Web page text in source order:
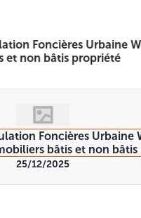
AGERFA, lance un
par l'AGERFA,
dispositions de
n° 15-247 du 16/
et les
25/12/2025